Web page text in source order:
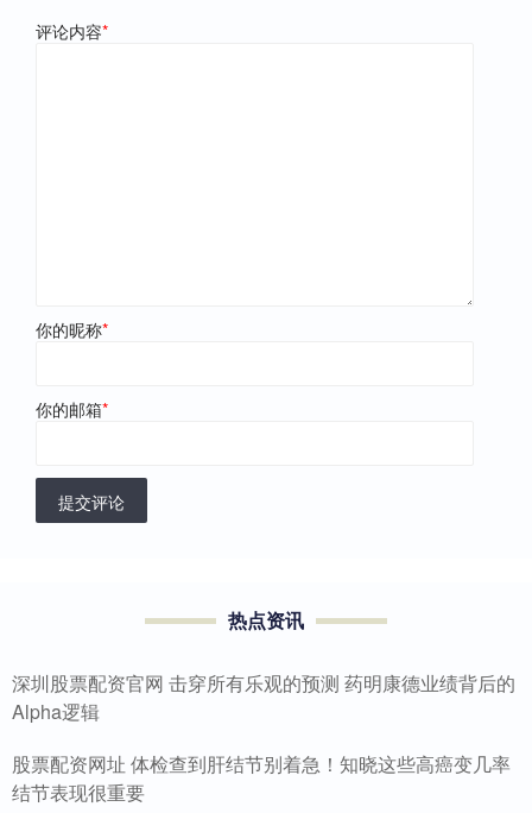
评论内容*
你的昵称*
你的邮箱*
提交评论
热点资讯
深圳股票配资官网 击穿所有乐观的预测 药明康德业绩背后的
Alpha逻辑
股票配资网址 体检查到肝结节别着急！知晓这些高癌变几率
结节表现很重要